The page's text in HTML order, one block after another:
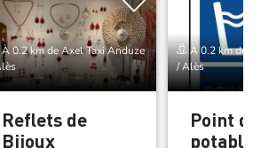
0.2 km de Axel Taxi Anduze
Reflets de
Bijoux
À 0.2 km de
/ Alès
Point
potable